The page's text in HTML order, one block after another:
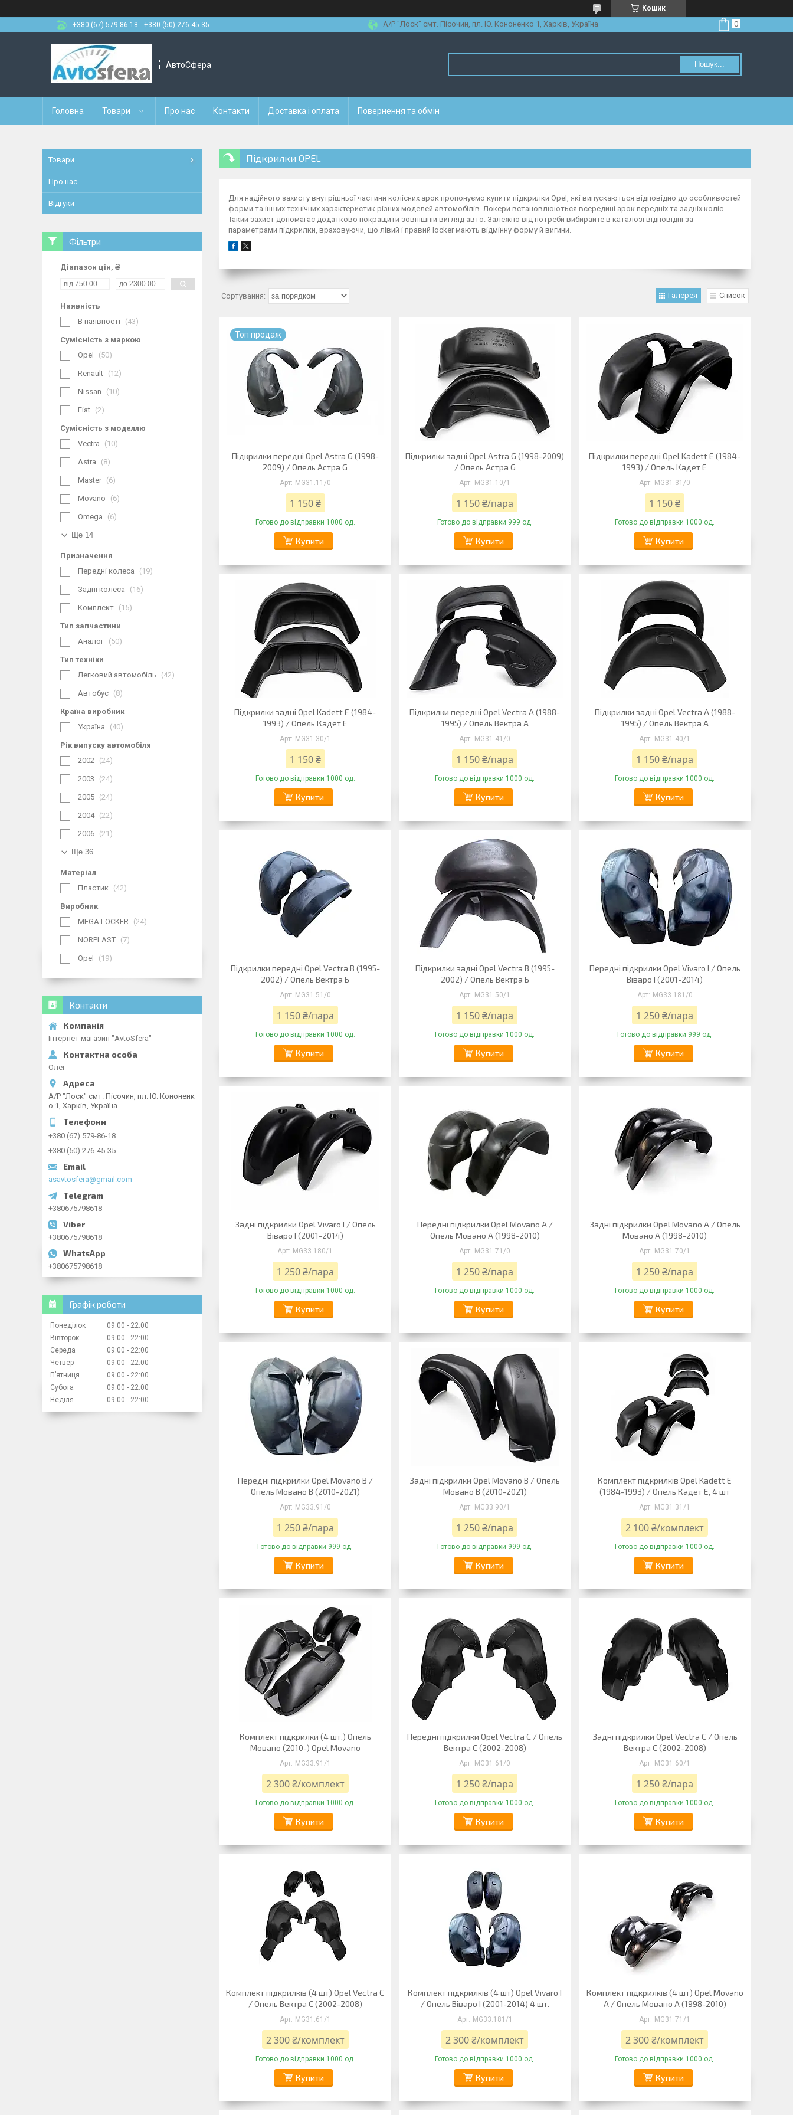
Кошик
+380 (67) 579-86-18
+380 (50) 276-45-35 А/Р "Лоск" смт. Пісочин, пл. Ю. Кононенко 1, Харків, Україна
АвтоСфера Пошук...
Головна Товари Про нас Контакти Доставка і оплата Повернення та обмін
Підкрилки OPEL
Для надійного захисту внутрішньої частини колісних арок пропонуємо купити підкрилки Opel, які випускаються відповідно до особливостей
форми та інших технічних характеристик різних моделей автомобілів. Локери встановлюються всередині арок передніх та задніх коліс.
Такий захист допомагає додатково покращити зовнішній вигляд авто. Залежно від потреби вибирайте в каталозі відповідні за
параметрами підкрилки, враховуючи, що лівий і правий locker мають відмінну форму й вигини.
Галерея Список
Топ продаж
Підкрилки передні Opel Astra G (1998-
2009) / Опель Астра G
MG31.11/0
1 150 ₴
Готово до відправки 1000 од.
Купити
Підкрилки задні Opel Astra G (1998-2009)
/ Опель Астра G
MG31.10/1
1 150 ₴/пара
Готово до відправки 999 од.
Купити
Підкрилки передні Opel Kadett E (1984-
1993) / Опель Кадет Е
MG31.31/0
1 150 ₴
Готово до відправки 1000 од.
Купити
Підкрилки задні Opel Kadett E (1984-
1993) / Опель Кадет Е
MG31.30/1
1 150 ₴
Готово до відправки 1000 од.
Купити
Підкрилки передні Opel Vectra A (1988-
1995) / Опель Вектра А
MG31.41/0
1 150 ₴/пара
Готово до відправки 1000 од.
Купити
Підкрилки задні Opel Vectra A (1988-
1995) / Опель Вектра А
MG31.40/1
1 150 ₴/пара
Готово до відправки 1000 од.
Купити
Підкрилки передні Opel Vectra B (1995-
2002) / Опель Вектра Б
MG31.51/0
1 150 ₴/пара
Готово до відправки 1000 од.
Купити
Підкрилки задні Opel Vectra B (1995-
2002) / Опель Вектра Б
MG31.50/1
1 150 ₴/пара
Готово до відправки 1000 од.
Купити
Передні підкрилки Opel Vivaro I / Опель
Віваро I (2001-2014)
MG33.181/0
1 250 ₴/пара
Готово до відправки 999 од.
Купити
Задні підкрилки Opel Vivaro I / Опель
Віваро I (2001-2014)
MG33.180/1
1 250 ₴/пара
Готово до відправки 1000 од.
Купити
Передні підкрилки Opel Movano A /
Опель Мовано A (1998-2010)
MG31.71/0
1 250 ₴/пара
Готово до відправки 1000 од.
Купити
Задні підкрилки Opel Movano A / Опель
Мовано A (1998-2010)
MG31.70/1
1 250 ₴/пара
Готово до відправки 1000 од.
Купити
Передні підкрилки Opel Movano B /
Опель Мовано B (2010-2021)
MG33.91/0
1 250 ₴/пара
Готово до відправки 999 од.
Купити
Задні підкрилки Opel Movano B / Опель
Мовано B (2010-2021)
MG33.90/1
1 250 ₴/пара
Готово до відправки 999 од.
Купити
Комплект підкрилків Opel Kadett E
(1984-1993) / Опель Кадет Е, 4 шт
MG31.31/1
2 100 ₴/комплект
Готово до відправки 1000 од.
Купити
Комплект підкрилки (4 шт.) Опель
Мовано (2010-) Opel Movano
MG33.91/1
2 300 ₴/комплект
Готово до відправки 1000 од.
Купити
Передні підкрилки Opel Vectra C / Опель
Вектра C (2002-2008)
MG31.61/0
1 250 ₴/пара
Готово до відправки 1000 од.
Купити
Задні підкрилки Opel Vectra C / Опель
Вектра C (2002-2008)
MG31.60/1
1 250 ₴/пара
Готово до відправки 1000 од.
Купити
Комплект підкрилків (4 шт) Opel Vectra C
/ Опель Вектра C (2002-2008)
MG31.61/1
2 300 ₴/комплект
Готово до відправки 1000 од.
Купити
Комплект підкрилків (4 шт) Opel Vivaro I
/ Опель Віваро I (2001-2014) 4 шт.
MG33.181/1
2 300 ₴/комплект
Готово до відправки 1000 од.
Купити
Комплект підкрилків (4 шт) Opel Movano
A / Опель Мовано A (1998-2010)
MG31.71/1
2 300 ₴/комплект
Готово до відправки 1000 од.
Купити
Товари
Про нас
Відгуки
Фільтри
Діапазон цін, ₴
Наявність
В наявності
43
Сумісність з маркою
Opel
50
Renault 12
Nissan 10
Fiat 2
Сумісність з моделлю
Vectra
10
Astra 8
Master 6
Movano 6
Omega 6
Ще 14
Призначення
Передні колеса
19
Задні колеса 16
Комплект 15
Тип запчастини
Аналог
50
Тип техніки
Легковий автомобіль
42
Автобус 8
Країна виробник
Україна
40
Рік випуску автомобіля
2002
24
2003 24
2005 24
2004 22
2006 21
Ще 36
Матеріал
Пластик
42
Виробник
MEGA LOCKER
24
NORPLAST 7
Opel 19
Контакти
Інтернет магазин "AvtoSfera"
Олег
А/Р "Лоск" смт. Пісочин, пл. Ю. Кононенк
о 1, Харків, Україна
+380 (67) 579-86-18
+380 (50) 276-45-35
asavtosfera@gmail.com
+380675798618
+380675798618
+380675798618
Графік роботи
Понеділок 09:00
22:00
Вівторок
09:00
22:00
Середа
09:00
22:00
Четвер
09:00
22:00
Пʼятниця
09:00
22:00
Субота
09:00
22:00
Неділя
09:00 22:00